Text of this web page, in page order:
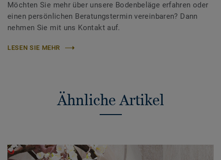
Möchten Sie mehr über unsere Bodenbeläge erfahren oder
einen persönlichen Beratungstermin vereinbaren? Dann
nehmen Sie mit uns Kontakt auf.
LESEN SIE MEHR
Ähnliche Artikel